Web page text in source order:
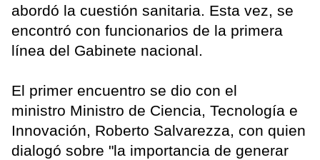
abordó la cuestión sanitaria. Esta vez, se
encontró con funcionarios de la primera
línea del Gabinete nacional.
El primer encuentro se dio con el
ministro Ministro de Ciencia, Tecnología e
Innovación, Roberto Salvarezza, con quien
dialogó sobre "la importancia de generar